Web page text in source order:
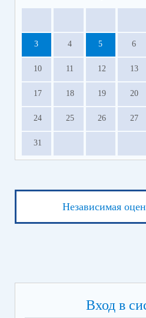
3 4 5 6
10 11 12 13
17 18 19 20
24 25 26 27
31
Независимая
Вход в